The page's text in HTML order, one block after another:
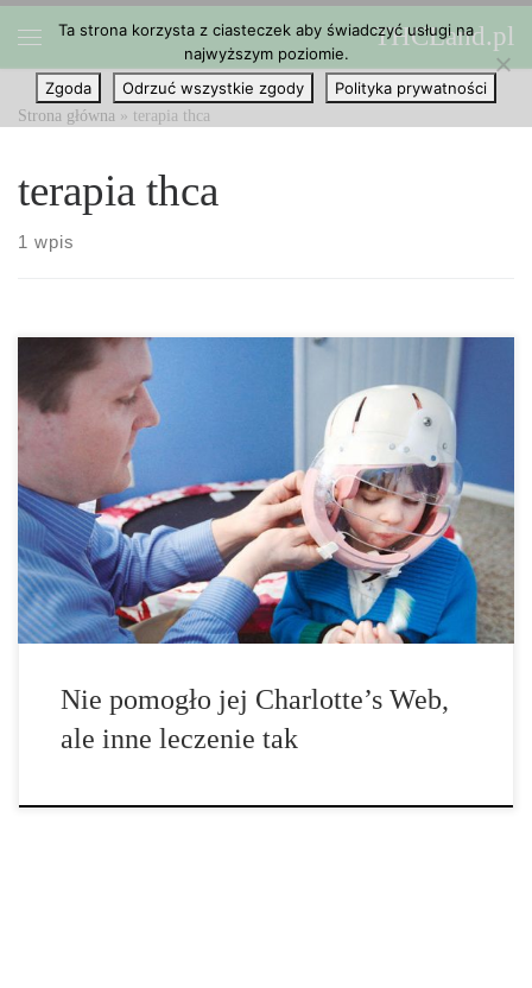
Przejdź do treści THCLand.pl
Strona główna » terapia thca
terapia thca
1 wpis
Patrick i Beth Collins, Virginia zaczęli leczyć swoją 17 – letnią
córkę Jennifer za pomocą Charlotte’s Web, zaraz po tym gdy
okryli że dziewczynka cierpi na ekstremalną formę padaczki zwaną
zespół Jeavonsa. Ale lek nie zadziałał. Dom rodziny Collins był
[…]
Nie pomogło jej Charlotte’s Web,
ale inne leczenie tak
Ta strona korzysta z ciasteczek aby świadczyć usługi na
najwyższym poziomie.
Zgoda
Odrzuć wszystkie zgody Polityka prywatności